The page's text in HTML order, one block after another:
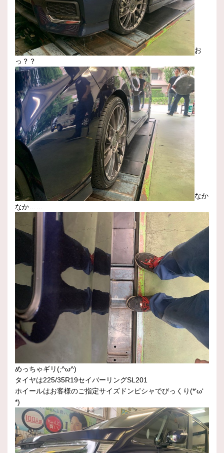
お
っ？？
なか
なか……
めっちゃギリ(;^ω^)
タイヤは225/35R19セイバーリングSL201
ホイールはお客様のご指定サイズドンピシャでびっくり(*‘ω‘
*)